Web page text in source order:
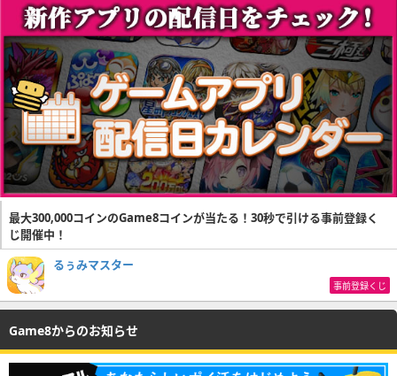
最大300,000コインのGame8コインが当たる！30秒で引ける事前登録く
じ開催中！
るぅみマスター
事前登録くじ
Game8からのお知らせ